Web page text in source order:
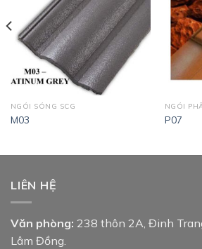
NGÓI SÓNG SCG
M03
NGÓI
P07
LIÊN HỆ
Văn phòng: 238 thôn 2A, Đinh
Lâm Đồng.